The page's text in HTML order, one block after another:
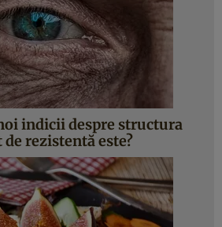
indicii despre structura
rezistentă este?